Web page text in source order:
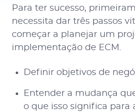
Para ter sucesso,
necessita dar três passos
começar a planejar um
implementação de ECM.
Definir objetivos de
Entender a mudança
o que isso significa para